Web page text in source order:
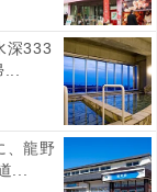
タッフの皆さん
もお召し上が
だきたい」と、
り料理を提
トランで提供
深333
、龍野
...